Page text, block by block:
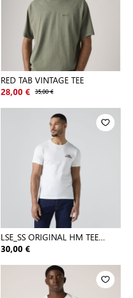
RED TAB VINTAGE TEE
28,00 € 35,00 €
LSE_SS ORIGINAL HM TEE
WHITES
30,00 €